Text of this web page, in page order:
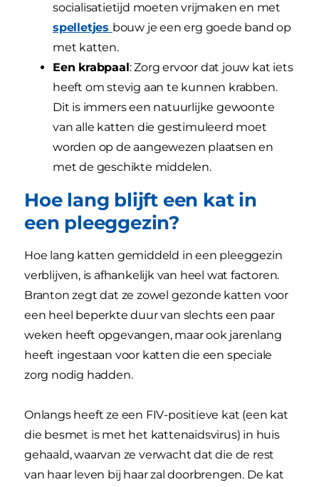
socialisatietijd moeten vrijmaken en met
spelletjes bouw je een erg goede band op
met katten.
Een krabpaal: Zorg ervoor dat jouw kat iets
heeft om stevig aan te kunnen krabben.
Dit is immers een natuurlijke gewoonte
van alle katten die gestimuleerd moet
worden op de aangewezen plaatsen en
met de geschikte middelen.
Hoe lang blijft een kat in
een pleeggezin?
Hoe lang katten gemiddeld in een pleeggezin
verblijven, is afhankelijk van heel wat factoren.
Branton zegt dat ze zowel gezonde katten voor
een heel beperkte duur van slechts een paar
weken heeft opgevangen, maar ook jarenlang
heeft ingestaan voor katten die een speciale
zorg nodig hadden.
Onlangs heeft ze een FIV-positieve kat (een kat
die besmet is met het kattenaidsvirus) in huis
gehaald, waarvan ze verwacht dat die de rest
van haar leven bij haar zal doorbrengen. De kat